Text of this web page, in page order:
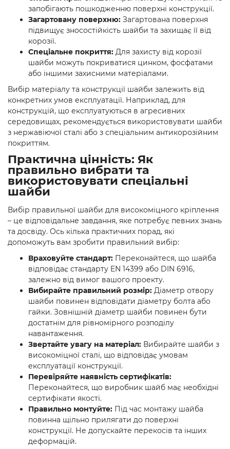
запобігають пошкодженню поверхні конструкції.
Загартовану поверхню: Загартована поверхня
підвищує зносостійкість шайби та захищає її від
корозії.
Спеціальне покриття: Для захисту від корозії
шайби можуть покриватися цинком, фосфатами
або іншими захисними матеріалами.
Вибір матеріалу та конструкції шайби залежить від
конкретних умов експлуатації. Наприклад, для
конструкцій, що експлуатуються в агресивних
середовищах, рекомендується використовувати шайби
з нержавіючої сталі або з спеціальним антикорозійним
покриттям.
Практична цінність: Як
правильно вибрати та
використовувати спеціальні
шайби
Вибір правильної шайби для високоміцного кріплення
– це відповідальне завдання, яке потребує певних знань
та досвіду. Ось кілька практичних порад, які
допоможуть вам зробити правильний вибір:
Враховуйте стандарт: Переконайтеся, що шайба
відповідає стандарту EN 14399 або DIN 6916,
залежно від вимог вашого проекту.
Вибирайте правильний розмір: Діаметр отвору
шайби повинен відповідати діаметру болта або
гайки. Зовнішній діаметр шайби повинен бути
достатнім для рівномірного розподілу
навантаження.
Звертайте увагу на матеріал: Вибирайте шайби з
високоміцної сталі, що відповідає умовам
експлуатації конструкції.
Перевіряйте наявність сертифікатів:
Переконайтеся, що виробник шайб має необхідні
сертифікати якості.
Правильно монтуйте: Під час монтажу шайба
повинна щільно прилягати до поверхні
конструкції. Не допускайте перекосів та інших
деформацій.